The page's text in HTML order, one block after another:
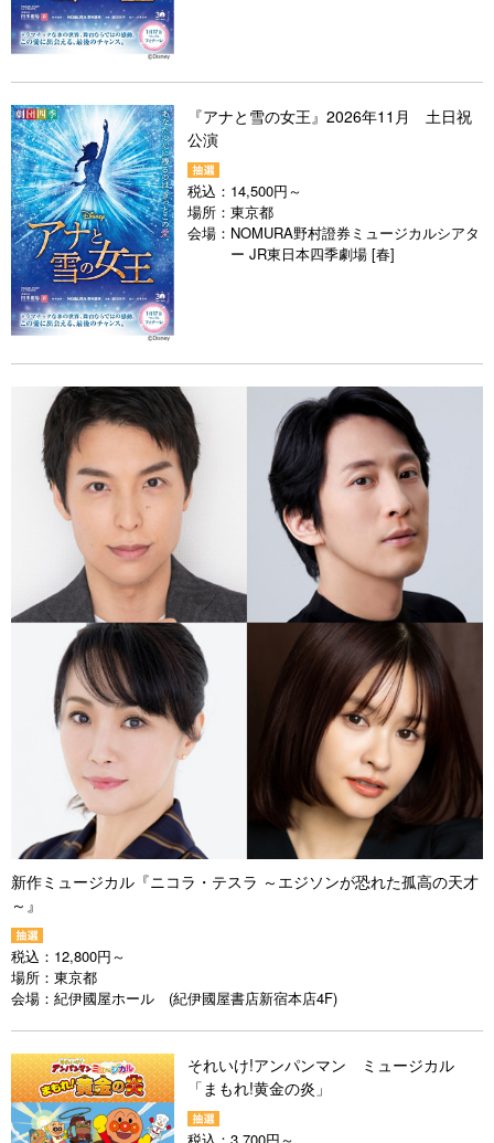
『アナと雪の女王』2026年11月 土日祝
公演
税込： 14,500円～
場所： 東京都
会場： NOMURA野村證券ミュージカルシアタ
ー JR東日本四季劇場 [春]
新作ミュージカル『ニコラ・テスラ ～エジソンが恐れた孤高の天才
～』
税込： 12,800円～
場所： 東京都
会場： 紀伊國屋ホール (紀伊國屋書店新宿本店4F)
それいけ!アンパンマン ミュージカル
「まもれ!黄金の炎」